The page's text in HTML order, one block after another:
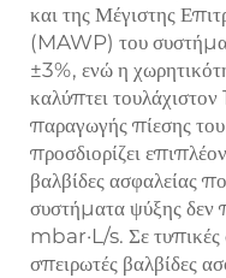
και της Μέγιστης
(MAWP) του
±3%, ενώ η
καλύπτει
παραγωγής πίεσης
προσδιορίζει
βαλβίδες ασφαλείας
συστήματα ψύξης δεν
mbar·L/s. Σε τυπικές
σπειρωτές βαλβίδες